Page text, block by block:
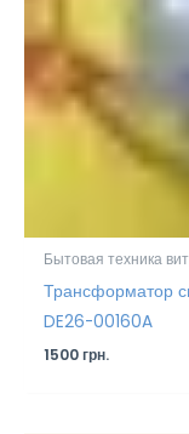
Бытовая техника
Трансформатор
DE26-00160A
1500грн.